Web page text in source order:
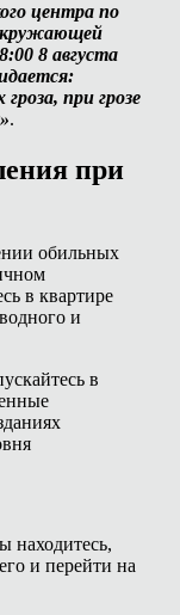
центра по
8 августа
при грозе
.
при
обильных
в квартире
и
в
находитесь,
и перейти на